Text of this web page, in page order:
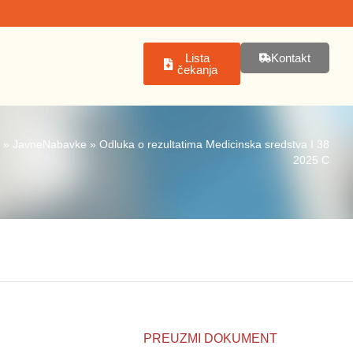
Lista
čekanja
Kontakt
» JavneNabavke » Odluka o rezultatima Medicinska sredstva I 38
2025 C
PREUZMI DOKUMENT